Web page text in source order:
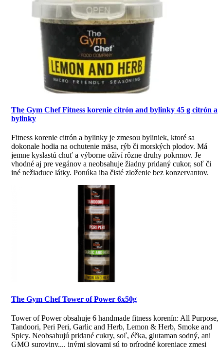
The Gym Chef Fitness korenie citrón and bylinky 45 g citrón a
bylinky
Fitness korenie citrón a bylinky je zmesou byliniek, ktoré sa
dokonale hodia na ochutenie mäsa, rýb či morských plodov. Má
jemne kyslastú chuť a výborne oživí rôzne druhy pokrmov. Je
vhodné aj pre vegánov a neobsahuje žiadny pridaný cukor, soľ či
iné nežiaduce látky. Ponúka iba čisté zloženie bez konzervantov.
The Gym Chef Tower of Power 6x50g
Tower of Power obsahuje 6 handmade fitness korenín: All Purpose,
Tandoori, Peri Peri, Garlic and Herb, Lemon & Herb, Smoke and
Spicy. Neobsahujú pridané cukry, soľ, éčka, glutaman sodný, ani
GMO suroviny,... inými slovami sú to prírodné koreniace zmesi